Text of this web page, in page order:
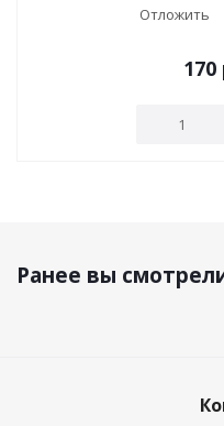
Отложить
170
Ранее вы